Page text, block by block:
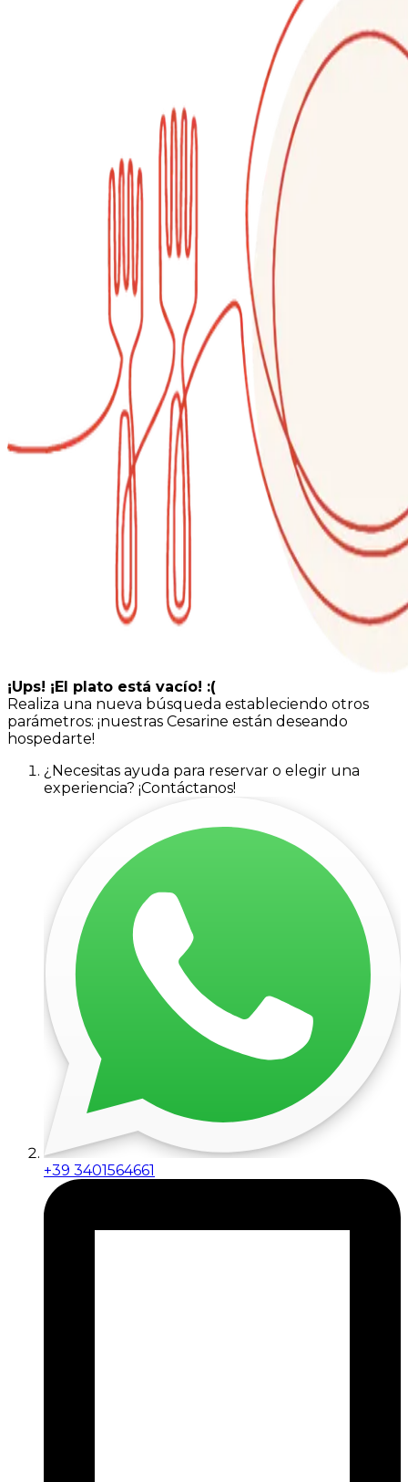
¡Ups! ¡El plato está vacío! :(
Realiza una nueva búsqueda estableciendo otros
parámetros: ¡nuestras Cesarine están deseando
hospedarte!
¿Necesitas ayuda para reservar o elegir una
experiencia? ¡Contáctanos!
+39 3401564661